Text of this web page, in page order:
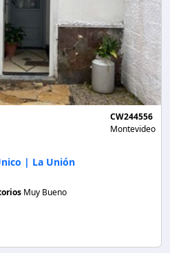
CW244556
Montevideo
| La Unión
Muy Bueno